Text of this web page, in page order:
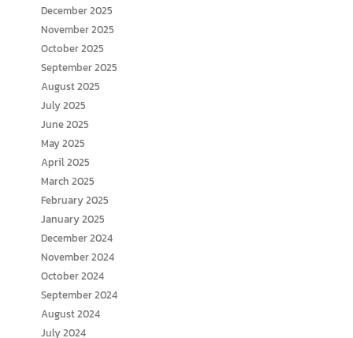
December 2025
November 2025
October 2025
September 2025
August 2025
July 2025
June 2025
May 2025
April 2025
March 2025
February 2025
January 2025
December 2024
November 2024
October 2024
September 2024
August 2024
July 2024